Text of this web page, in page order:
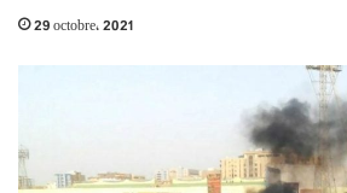
29 octobre، 2021